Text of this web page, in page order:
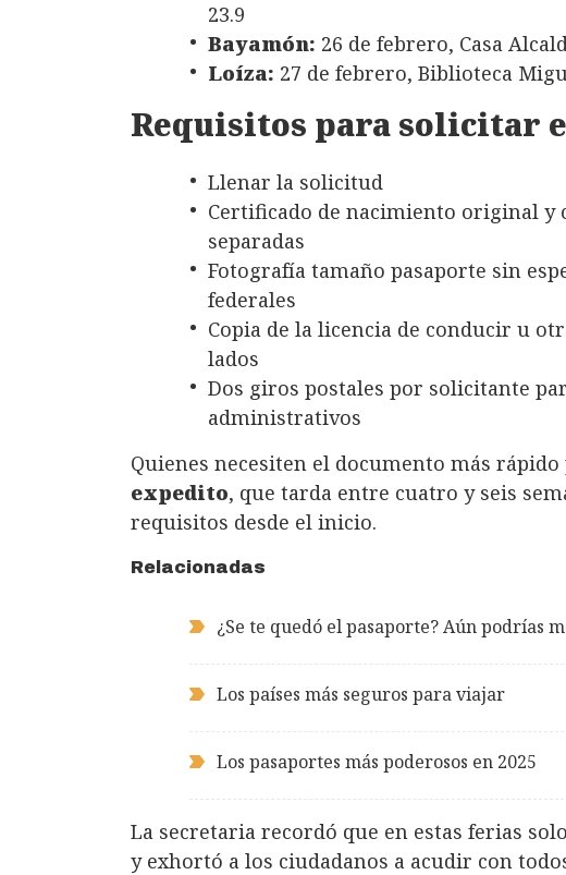
23.9
Bayamón: 26 de febrero, Casa
Loíza: 27 de febrero, Biblioteca
Requisitos para solicitar
Llenar la solicitud
Certificado de nacimiento original y
separadas
Fotografía tamaño pasaporte sin
federales
Copia de la licencia de conducir u
lados
Dos giros postales por solicitante
administrativos
Quienes necesiten el documento más
expedito, que tarda entre cuatro y seis
requisitos desde el inicio.
Relacionadas
¿Se te quedó el pasaporte? Aún podrías
Los países más seguros para viajar
Los pasaportes más poderosos en 2025
La secretaria recordó que en estas ferias
y exhortó a los ciudadanos a acudir con